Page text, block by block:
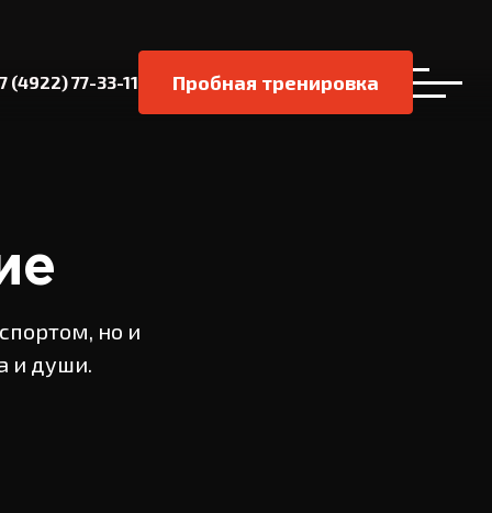
(4922) 77-33-11 Пробная тренировка
но и
и души.